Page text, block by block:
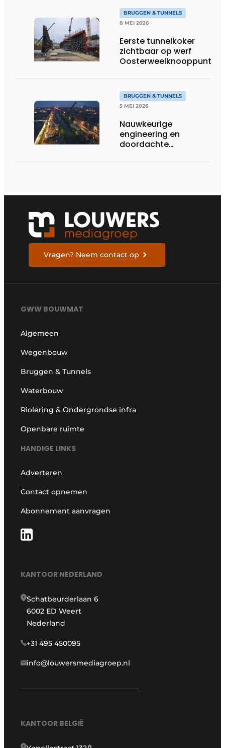
BRUGGEN & TUNNELS
8 MEI 2026
Eerste tunnelkoker
zichtbaar op werf
Oosterweelknooppunt
BRUGGEN & TUNNELS
5 MEI 2026
Nauwkeurige
engineering en
doordachte
Vragen? Neem contact op
GWW BOUWMAT
Algemeen
Wegenbouw
Bruggen & Tunnels
Waterbouw
Riolering & Ondergrondse infra
Openbare ruimte
HANDIGE LINKS
Adverteren
Contact opnemen
Abonnement aanvragen
KANTOOR NEDERLAND
Schatbeurderlaan 6
6002 ED Weert
Nederland
+31 495 450095
info@louwersmediagroep.nl
KANTOOR BELGIË